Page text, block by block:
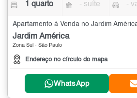
1 quarto - suíte -
Apartamento à Venda no Jardim
Jardim América
Zona Sul - São Paulo
Endereço no círculo do mapa
WhatsApp